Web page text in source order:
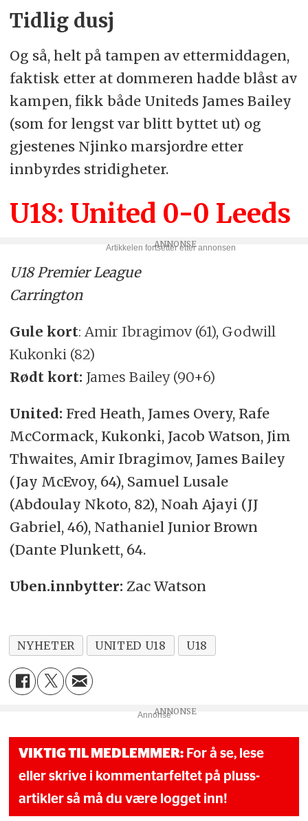
Tidlig dusj
Og så, helt på tampen av ettermiddagen,
faktisk etter at dommeren hadde blåst av
kampen, fikk både Uniteds James Bailey
(som for lengst var blitt byttet ut) og
gjestenes Njinko marsjordre etter
innbyrdes stridigheter.
U18: United 0-0 Leeds
U18 Premier League
Carrington
Gule kort: Amir Ibragimov (61), Godwill
Kukonki (82)
Rødt kort: James Bailey (90+6)
United: Fred Heath, James Overy, Rafe
McCormack, Kukonki, Jacob Watson, Jim
Thwaites, Amir Ibragimov, James Bailey
(Jay McEvoy, 64), Samuel Lusale
(Abdoulay Nkoto, 82), Noah Ajayi (JJ
Gabriel, 46), Nathaniel Junior Brown
(Dante Plunkett, 64.
Uben.innbytter: Zac Watson
NYHETER UNITED U18 U18
Annonse
VIKTIG TIL MEDLEMMER: For å se, lese
eller skrive i kommentarfeltet på pluss-
artikler så må du være logget inn!